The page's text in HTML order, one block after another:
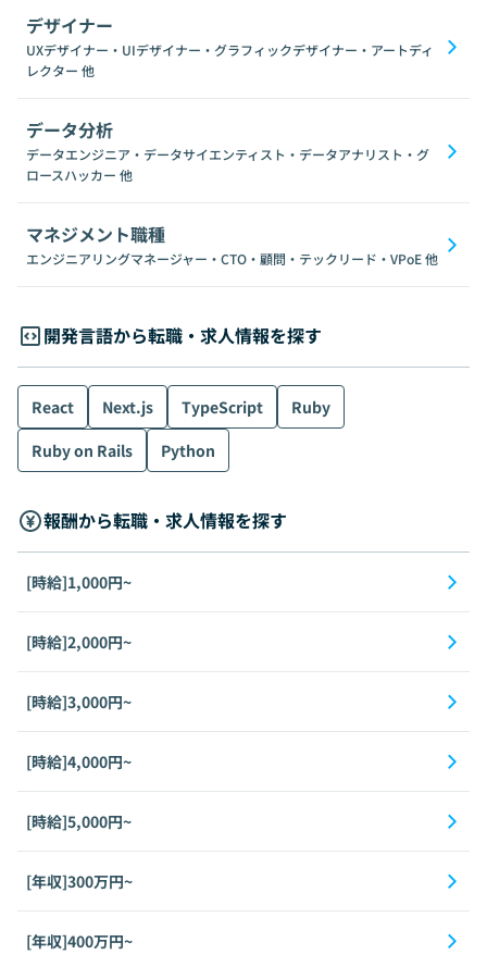
デザイナー
UXデザイナー・UIデザイナー・グラフィックデザイナー・アートディ
レクター 他
データ分析
データエンジニア・データサイエンティスト・データアナリスト・グ
ロースハッカー 他
マネジメント職種
エンジニアリングマネージャー・CTO・顧問・テックリード・VPoE他
開発言語から転職・求人情報を探す
React Next.js TypeScript
Ruby
Ruby on Rails
Python
報酬から転職・求人情報を探す
[時給]1,000円~
[時給]2,000円~
[時給]3,000円~
[時給]4,000円~
[時給]5,000円~
[年収]300万円~
[年収]400万円~